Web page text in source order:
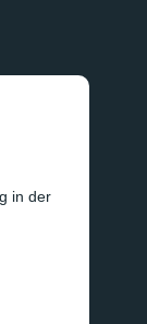
in der